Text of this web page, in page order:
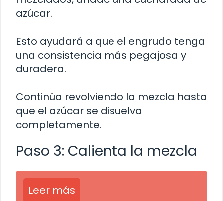
azúcar.
Esto ayudará a que el engrudo tenga
una consistencia más pegajosa y
duradera.
Continúa revolviendo la mezcla hasta
que el azúcar se disuelva
completamente.
Paso 3: Calienta la mezcla
Leer más